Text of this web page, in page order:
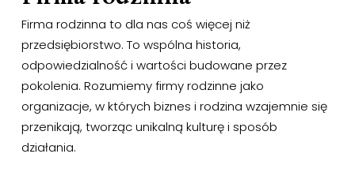
Firma rodzinna to dla nas coś więcej niż
przedsiębiorstwo. To wspólna historia,
odpowiedzialność i wartości budowane przez
pokolenia. Rozumiemy firmy rodzinne jako
organizacje, w których biznes i rodzina wzajemnie się
przenikają, tworząc unikalną kulturę i sposób
działania.